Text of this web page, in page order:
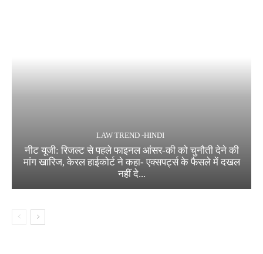
LAW TREND -HINDI
नीट यूजी: रिजल्ट से पहले फाइनल आंसर-की को चुनौती देने की
मांग खारिज, केरल हाईकोर्ट ने कहा- एक्सपर्ट्स के फैसले में दखल
नहीं दे...